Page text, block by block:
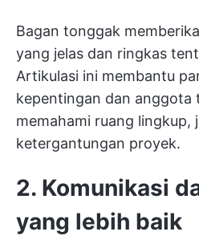
Bagan tonggak
yang jelas dan ringkas
Artikulasi ini membantu
kepentingan dan anggota
memahami ruang lingkup,
ketergantungan proyek.
2. Komunikasi
yang lebih baik